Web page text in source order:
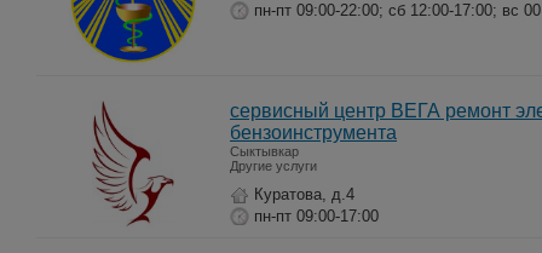
пн-пт 09:00-22:00; сб 12:00-17:00; вс
сервисный центр ВЕГА ремонт
бензоинструмента
Сыктывкар
Другие услуги
Куратова, д.4
пн-пт 09:00-17:00